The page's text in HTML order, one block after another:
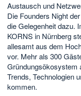
Austausch und
Die Founders Night
die Gelegenheit dazu.
KORNS in Nürnberg
allesamt aus dem
vor. Mehr als 300
Gründungsökosystem
Trends, Technologien
kommen.